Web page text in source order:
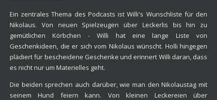
Ein zentrales Thema des Podcasts ist Willi's Wunschliste für den
Nikolaus. Von neuen Spielzeugen über Leckerlis bis hin zu
gemütlichen Körbchen - Willi hat eine lange Liste von
Geschenkideen, die er sich vom Nikolaus wünscht. Holli hingegen
plädiert für bescheidene Geschenke und erinnert Willi daran, dass
es nicht nur um Materielles geht.
Die beiden sprechen auch darüber, wie man den Nikolaustag mit
seinem Hund feiern kann. Von kleinen Leckereien über